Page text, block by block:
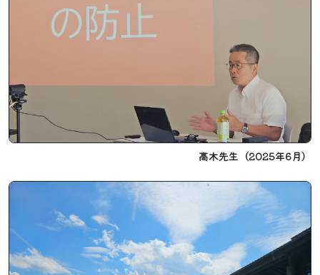
高木先生（2025年6月）